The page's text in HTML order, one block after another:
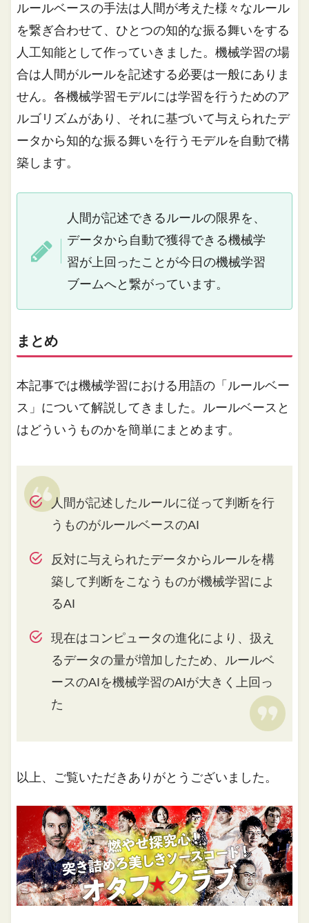
ルールベースの手法は人間が考えた様々なルール
を繋ぎ合わせて、ひとつの知的な振る舞いをする
人工知能として作っていきました。機械学習の場
合は人間がルールを記述する必要は一般にありま
せん。各機械学習モデルには学習を行うためのア
ルゴリズムがあり、それに基づいて与えられたデ
ータから知的な振る舞いを行うモデルを自動で構
築します。
人間が記述できるルールの限界を、
データから自動で獲得できる機械学
習が上回ったことが今日の機械学習
ブームへと繋がっています。
まとめ
本記事では機械学習における用語の「ルールベー
ス」について解説してきました。ルールベースと
はどういうものかを簡単にまとめます。
人間が記述したルールに従って判断を行
うものがルールベースのAI
反対に与えられたデータからルールを構
築して判断をこなうものが機械学習によ
るAI
現在はコンピュータの進化により、扱え
るデータの量が増加したため、ルールベ
ースのAIを機械学習のAIが大きく上回っ
た
以上、ご覧いただきありがとうございました。